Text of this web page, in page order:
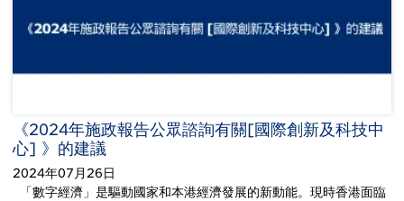
《2024年施政報告公眾諮詢有關[國際創新及科技中
心] 》的建議
2024年07月26日
「數字經濟」是驅動國家和本港經濟發展的新動能。現時香港面臨